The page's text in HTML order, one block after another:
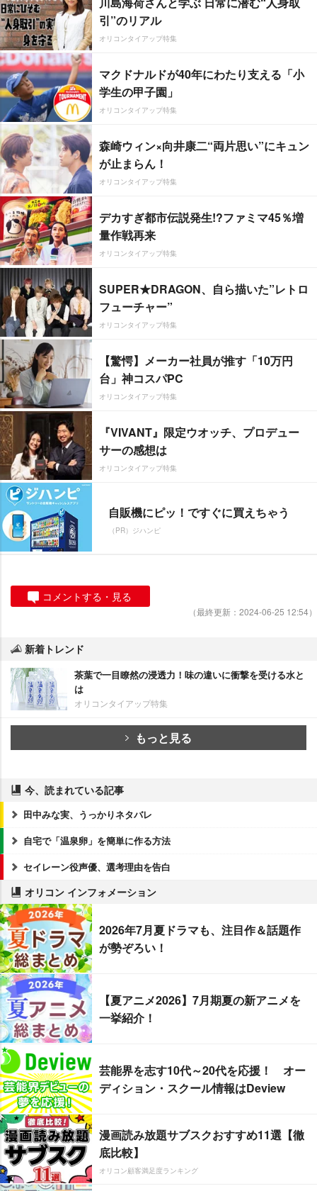
引”のリアル
オリコンタイアップ特集
マクドナルドが40年にわたり支える「小
学生の甲子園」
オリコンタイアップ特集
森崎ウィン×向井康二“両片思い”にキュン
が止まらん！
オリコンタイアップ特集
デカすぎ都市伝説発生!?ファミマ45％増
量作戦再来
オリコンタイアップ特集
SUPER★DRAGON、自ら描いた”レトロ
フューチャー”
オリコンタイアップ特集
【驚愕】メーカー社員が推す「10万円
台」神コスパPC
オリコンタイアップ特集
『VIVANT』限定ウオッチ、プロデュー
サーの感想は
オリコンタイアップ特集
自販機にピッ！ですぐに買えちゃう
（PR）ジハンピ
コメントする・見る
（最終更新：2024-06-25 12:54）
新着トレンド
茶葉で一目瞭然の浸透力！味の違いに衝撃を受ける水と
は
オリコンタイアップ特集
もっと見る
今、読まれている記事
田中みな実、うっかりネタバレ
自宅で「温泉卵」を簡単に作る方法
セイレーン役声優、選考理由を告白
オリコン インフォメーション
2026年7月夏ドラマも、注目作＆話題作
が勢ぞろい！
【夏アニメ2026】7月期夏の新アニメを
一挙紹介！
芸能界を志す10代～20代を応援！ オー
ディション・スクール情報はDeview
漫画読み放題サブスクおすすめ11選【徹
底比較】
オリコン顧客満足度ランキング